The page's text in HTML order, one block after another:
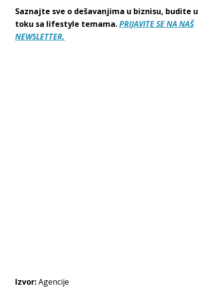
Saznajte sve o dešavanjima u biznisu, budite u
toku sa lifestyle temama.PRIJAVITE SE NA NAŠ
NEWSLETTER.
Izvor:Agencije